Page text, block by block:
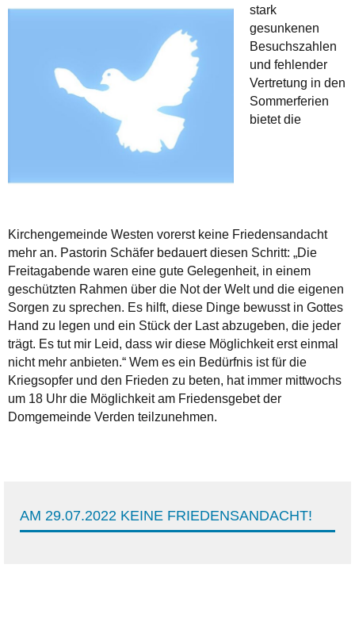
stark
gesunkenen
Besuchszahlen
und fehlender
Vertretung in den
Sommerferien
bietet die
Kirchengemeinde Westen vorerst keine Friedensandacht
mehr an. Pastorin Schäfer bedauert diesen Schritt: „Die
Freitagabende waren eine gute Gelegenheit, in einem
geschützten Rahmen über die Not der Welt und die eigenen
Sorgen zu sprechen. Es hilft, diese Dinge bewusst in Gottes
Hand zu legen und ein Stück der Last abzugeben, die jeder
trägt. Es tut mir Leid, dass wir diese Möglichkeit erst einmal
nicht mehr anbieten.“ Wem es ein Bedürfnis ist für die
Kriegsopfer und den Frieden zu beten, hat immer mittwochs
um 18 Uhr die Möglichkeit am Friedensgebet der
Domgemeinde Verden teilzunehmen.
AM 29.07.2022 KEINE FRIEDENSANDACHT!